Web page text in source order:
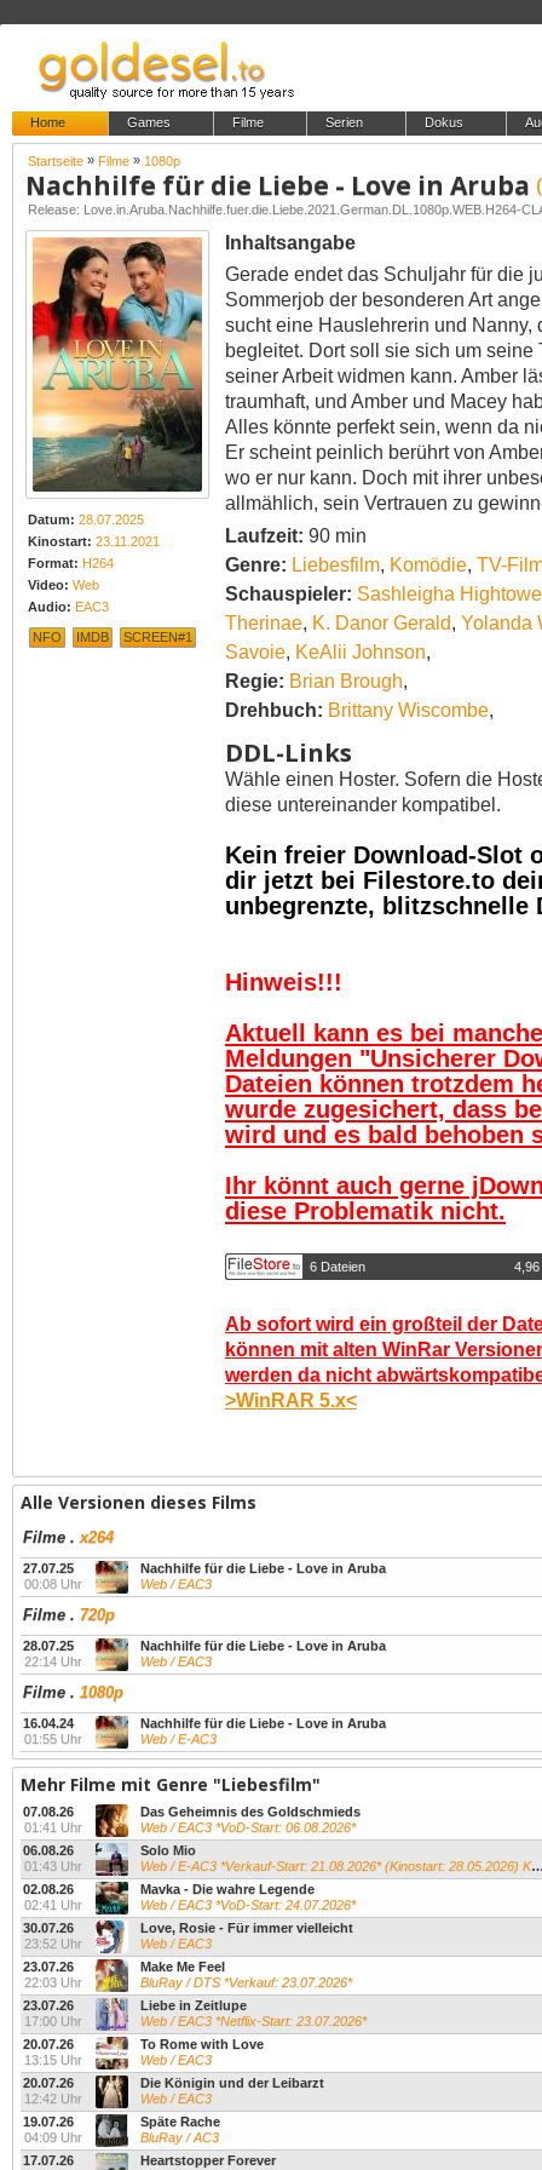
Home Games Filme Serien Dokus
Startseite » Filme » 1080p
Nachhilfe für die Liebe - Love in Aruba
Release: Love.in.Aruba.Nachhilfe.fuer.die.Liebe.2021.German.DL.1080p.WEB.H264-
Datum: 28.07.2025
Kinostart: 23.11.2021
Format: H264
Video: Web
Audio: EAC3
NFO IMDB SCREEN#1
Inhaltsangabe
Gerade endet das Schuljahr für die
Sommerjob der besonderen Art
sucht eine Hauslehrerin und
begleitet. Dort soll sie sich um
seiner Arbeit widmen kann. Amber
traumhaft, und Amber und Macey
Alles könnte perfekt sein, wenn da
Er scheint peinlich berührt von
wo er nur kann. Doch mit ihrer
allmählich, sein Vertrauen zu
Laufzeit: 90 min
Genre: Liebesfilm, Komödie, TV-
Schauspieler: Sashleigha
Therinae, K. Danor Gerald, Yolanda
Savoie, KeAlii Johnson,
Regie: Brian Brough,
Drehbuch: Brittany Wiscombe,
DDL-Links
Wähle einen Hoster. Sofern die
diese untereinander kompatibel.
Kein freier Download-Slot
dir jetzt bei Filestore.to
unbegrenzte, blitzschnelle
Hinweis!!!
Aktuell kann es bei
Meldungen "Unsicherer
Dateien können trotzdem
wurde zugesichert, dass
wird und es bald behoben
Ihr könnt auch gerne
diese Problematik nicht.
6 Dateien
Ab sofort wird ein großteil der
können mit alten WinRar
werden da nicht
>WinRAR 5.x<
Alle Versionen dieses Films
Filme .x264
27.07.25
00:08 Uhr
Nachhilfe für die Liebe - Love in Aruba
Web / EAC3
Filme . 720p
28.07.25
22:14 Uhr
Nachhilfe für die Liebe - Love in Aruba
Web / EAC3
Filme . 1080p
16.04.24
01:55 Uhr
Nachhilfe für die Liebe - Love in Aruba
Web / E-AC3
Mehr Filme mit Genre "Liebesfilm"
07.08.26
01:41 Uhr
Das Geheimnis des Goldschmieds
Web / EAC3 *VoD-Start: 06.08.2026*
06.08.26
01:43 Uhr
Solo Mio
Web / E-AC3 *Verkauf-Start: 21.08.2026* (Kinostart: 28.05.2026) Kevin James...
02.08.26
02:41 Uhr
Mavka - Die wahre Legende
Web / EAC3 *VoD-Start: 24.07.2026*
30.07.26
23:52 Uhr
Love, Rosie - Für immer vielleicht
Web / EAC3
23.07.26
22:03 Uhr
Make Me Feel
BluRay / DTS *Verkauf: 23.07.2026*
23.07.26
17:00 Uhr
Liebe in Zeitlupe
Web / EAC3 *Netflix-Start: 23.07.2026*
20.07.26
13:15 Uhr
To Rome with Love
Web / EAC3
20.07.26
12:42 Uhr
Die Königin und der Leibarzt
Web / EAC3
19.07.26
04:09 Uhr
Späte Rache
BluRay / AC3
17.07.26
Heartstopper Forever